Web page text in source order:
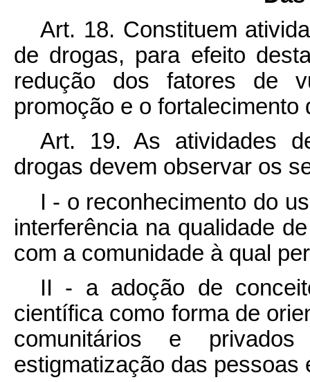
Art. 18. Constituem
de drogas, para efeito
redução dos fatores de
promoção e o
Art. 19. As atividades
drogas devem observar os
I - o reconhecimento do
interferência na qualidade
com a comunidade à qual
II - a adoção de
científica como forma de
comunitários e
estigmatização das